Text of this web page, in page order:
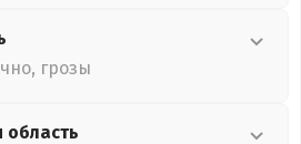
грозы
область